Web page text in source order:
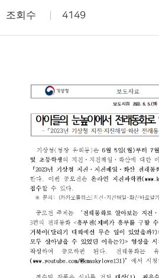
조회수 4149